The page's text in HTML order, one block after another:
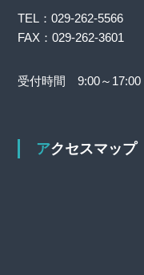
TEL：029-262-5566
FAX：029-262-3601
受付時間 9:00～17:00
アクセスマップ